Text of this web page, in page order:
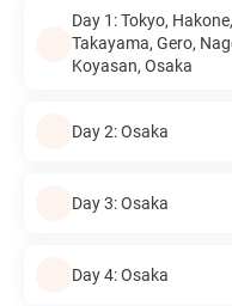
Day 1: Tokyo,
Takayama, Gero,
Koyasan, Osaka
Day 2: Osaka
Day 3: Osaka
Day 4: Osaka